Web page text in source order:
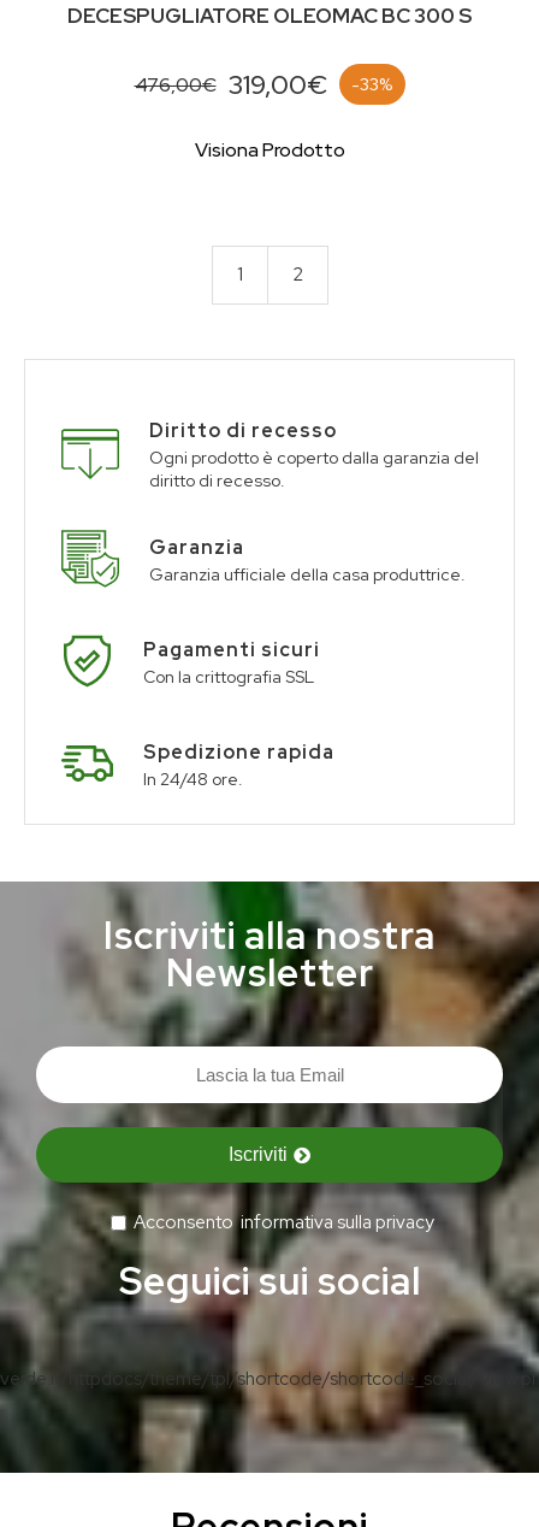
DECESPUGLIATORE OLEOMAC BC 300 S
476,00€ 319,00€ -33%
Visiona Prodotto
1 2
Diritto di recesso
Ogni prodotto è coperto dalla garanzia del
diritto di recesso.
Garanzia
Garanzia ufficiale della casa produttrice.
Pagamenti sicuri
Con la crittografia SSL
Spedizione rapida
In 24/48 ore.
Iscriviti alla nostra
Newsletter
Iscriviti
Acconsentoinformativa sulla privacy
Seguici sui social
httpdocs/theme/tpl/shortcode/shortcode_social/